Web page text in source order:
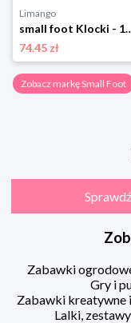
Limango
small foot Klocki -
74.45 zł
Zobacz markę Small Foot
Zabawki
Gry i
Zabawki kreatywne
Lalki,